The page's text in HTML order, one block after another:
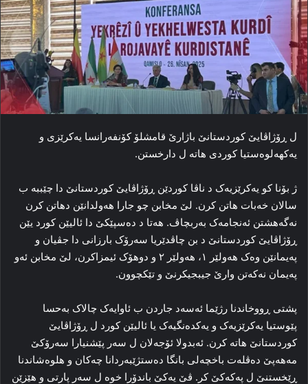
ل ڕۆژاڤایێ کوردستانێ باژارێ قامشلۆ کۆنفه‌رانسا یه‌کرێزی و
یه‌کهه‌لوه‌ستیا کوردی هاته‌ ل دارخستن.
ژ بۆنا کو یه‌کرێزیه‌ک د ناڤا کوردێن ڕۆژاڤایێ کوردستانێ دا چێببە ب
سالان خه‌بات هاتن کرن. لێ مخابن چو جارا هه‌ولدانێن دهاتن کرن
نەگەهشتن ئه‌نجامه‌ک به‌ربچاڤ. هه‌تا د ده‌سپێکێ دا ئالیێن کورد یێن
ڕۆژاڤایێ کوردستانێ د بن چاڤدێریا سه‌رۆک بارزانی دا جڤیان و
په‌یمانێن وه‌ک هه‌ولێر ۱، هه‌ولێر ۲ و دوهۆک ئیمزا‌کرن، لێ مخابن ئەو
پەیمان نه‌که‌تن وارێ جیبجیکرنێ و تێکچوون.
پشتی ڕووخاندنا رژێما ئه‌سەد جاردن ب ئاوایه‌ک چالاک به‌حسا
پێوستیا یه‌کرێزیه‌ک و یه‌کده‌نگیه‌ک یا ئالیێن کورد ل ڕۆژاڤایێ
کوردستانێ هاته‌ کرن. ئەبدولا ئۆجەلان ل سه‌ر پێشنیارا سه‌رۆکێ
مەهەپێ ده‌ڤله‌ت باخچه‌لی بانگا ده‌ستژێبه‌ردانا چه‌کان و هلوەشاندنا
ڕێخستنێ ل پەکەکێ کر. ڤێ یه‌کێ باندۆرا خوه‌ ل سەر پارتی و هێزێن